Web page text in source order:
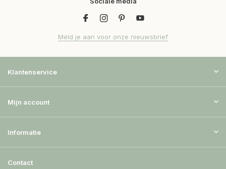
Meld je aan voor onze nieuwsbrief
Klantenservice
Mijn account
Informatie
Contact